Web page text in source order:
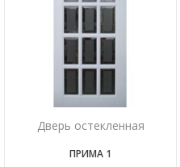
Дверь остекленная
ПРИМА 1